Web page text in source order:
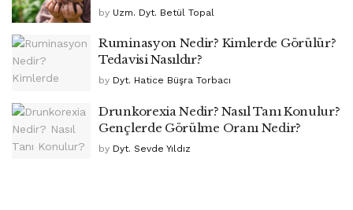
by Uzm. Dyt. Betül Topal
Ruminasyon Nedir? Kimlerde Görülür?
Tedavisi Nasıldır?
by Dyt. Hatice Büşra Torbacı
Drunkorexia Nedir? Nasıl Tanı Konulur?
Gençlerde Görülme Oranı Nedir?
by Dyt. Sevde Yıldız